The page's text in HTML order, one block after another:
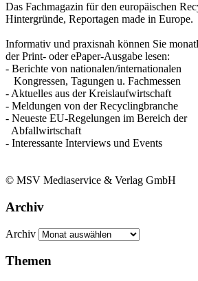
Das Fachmagazin für den europäischen
Hintergründe, Reportagen made in Europe.
Informativ und praxisnah können Sie
der Print- oder ePaper-Ausgabe lesen:
- Berichte von nationalen/internationalen
Kongressen, Tagungen u. Fachmessen
- Aktuelles aus der Kreislaufwirtschaft
- Meldungen von der Recyclingbranche
- Neueste EU-Regelungen im Bereich der
Abfallwirtschaft
- Interessante Interviews und Events
© MSV Mediaservice & Verlag GmbH
Archiv
Archiv
Themen